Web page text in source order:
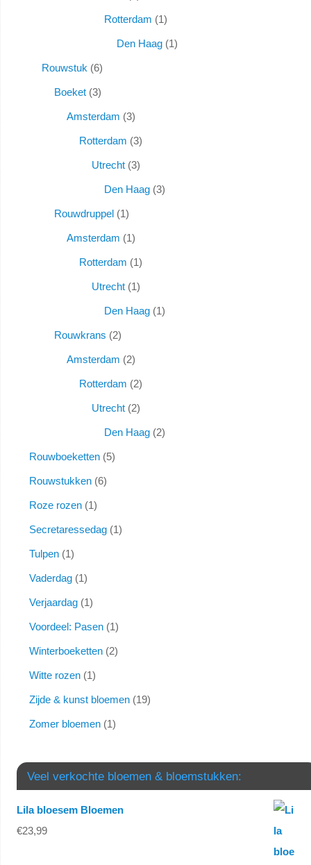
Rotterdam 1
Den Haag 1
Rouwstuk 6
Boeket 3
Amsterdam 3
Rotterdam 3
Utrecht 3
Den Haag 3
Rouwdruppel 1
Amsterdam 1
Rotterdam 1
Utrecht 1
Den Haag 1
Rouwkrans 2
Amsterdam 2
Rotterdam 2
Utrecht 2
Den Haag 2
Rouwboeketten 5
Rouwstukken 6
Roze rozen 1
Secretaressedag 1
Tulpen 1
Vaderdag 1
Verjaardag 1
Voordeel: Pasen 1
Winterboeketten 2
Witte rozen 1
Zijde & kunst bloemen 19
Zomer bloemen 1
Veel verkochte bloemen & bloemstukken:
Lila bloesem Bloemen
€23,99